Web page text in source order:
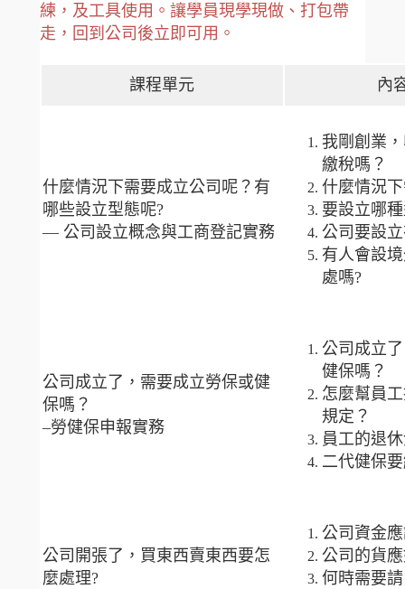
練，及工具使用。讓學員現學現做、打包帶
走，回到公司後立即可用。
課程單元 內
什麼情況下需要成立公司呢？有
哪些設立型態呢?
— 公司設立概念與工商登記實務
我剛創業
繳稅嗎？
什麼情況
要設立哪
公司要設
有人會設
處嗎?
公司成立了，需要成立勞保或健
保嗎？
–勞健保申報實務
公司成立
健保嗎？
怎麼幫員
規定？
員工的退
二代健保
公司開張了，買東西賣東西要怎
麼處理?
公司資金
公司的貨
何時需要